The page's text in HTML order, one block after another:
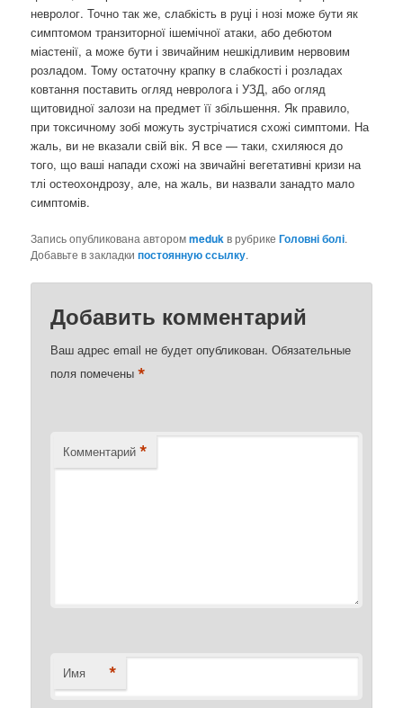
невролог. Точно так же, слабкість в руці і нозі може бути як
симптомом транзиторної ішемічної атаки, або дебютом
міастенії, а може бути і звичайним нешкідливим нервовим
розладом. Тому остаточну крапку в слабкості і розладах
ковтання поставить огляд невролога і УЗД, або огляд
щитовидної залози на предмет її збільшення. Як правило,
при токсичному зобі можуть зустрічатися схожі симптоми. На
жаль, ви не вказали свій вік. Я все — таки, схиляюся до
того, що ваші напади схожі на звичайні вегетативні кризи на
тлі остеохондрозу, але, на жаль, ви назвали занадто мало
симптомів.
Запись опубликована авторомmedukв рубрикеГоловні болі.
Добавьте в закладкипостоянную ссылку.
Добавить комментарий
Ваш адрес email не будет опубликован. Обязательные
поля помечены*
Комментарий *
Имя *